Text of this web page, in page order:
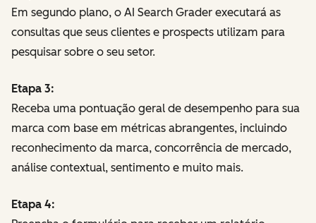
Em segundo plano, o AI Search Grader executará as
consultas que seus clientes e prospects utilizam para
pesquisar sobre o seu setor.
Etapa 3:
Receba uma pontuação geral de desempenho para sua
marca com base em métricas abrangentes, incluindo
reconhecimento da marca, concorrência de mercado,
análise contextual, sentimento e muito mais.
Etapa 4: